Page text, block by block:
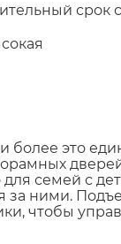
срок
это
семей с
за ними.
чтобы